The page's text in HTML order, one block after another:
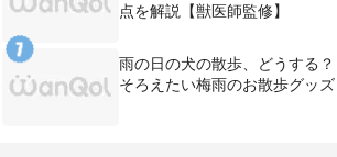
点を解説【獣医師監修】
雨の日の犬の散歩、どうする
そろえたい梅雨のお散歩グッズ